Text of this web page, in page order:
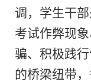
调，学生干
考试作弊现
骗、积极践行
的桥梁纽带